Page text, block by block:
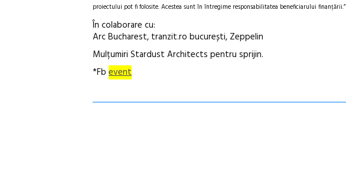
proiectului pot fi folosite. Acestea sunt în întregime responsabilitatea beneficiarului finanțării.”
În colaborare cu:
Arc Bucharest, tranzit.ro bucurești, Zeppelin
Mulțumiri Stardust Architects pentru sprijin.
*Fb event